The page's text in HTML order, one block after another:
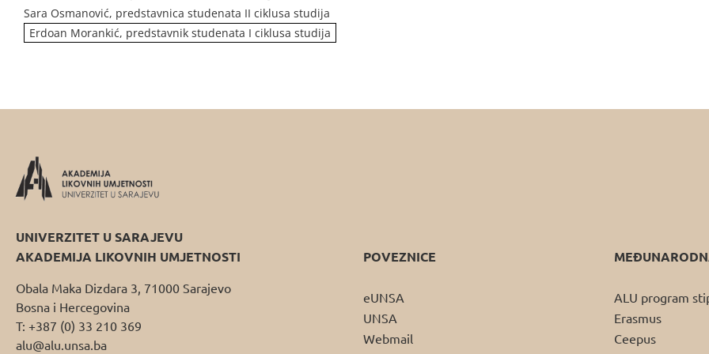
Sara Osmanović, predstavnica studenata II ciklusa studija
Erdoan Morankić, predstavnik studenata I ciklusa studija
UNIVERZITET U SARAJEVU
AKADEMIJA LIKOVNIH UMJETNOSTI
Obala Maka Dizdara 3, 71000 Sarajevo
Bosna i Hercegovina
T: +387 (0) 33 210 369
alu@alu.unsa.ba
POVEZNICE
eUNSA
UNSA
Webmail
ALU program
Erasmus
Ceepus